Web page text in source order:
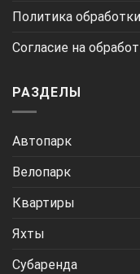
Политика
Согласие на
РАЗДЕЛЫ
Автопарк
Велопарк
Квартиры
Яхты
Субаренда